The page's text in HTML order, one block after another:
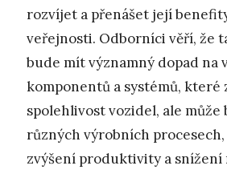
rozvíjet a přenášet její
veřejnosti. Odborníci věří, že
bude mít významný dopad na
komponentů a systémů, které
spolehlivost vozidel, ale může
různých výrobních procesech,
zvýšení produktivity a snížení